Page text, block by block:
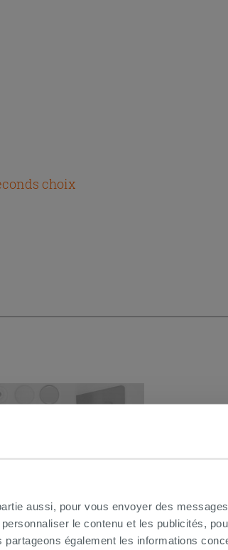
aussi, pour vous envoyer des
le contenu et les publicités,
également les informations
choix
Kit fixations horizontales
et bidet - 2 pièces